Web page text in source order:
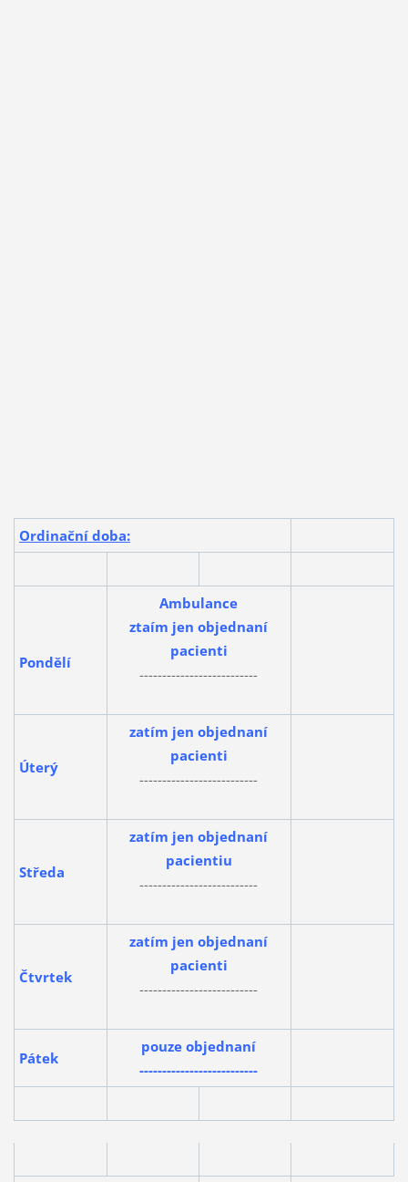
Ordinační doba:
Pondělí
Ambulance
ztaím jen objednaní
pacienti
--------------------------
Úterý
zatím jen objednaní
pacienti
--------------------------
Středa
zatím jen objednaní
pacientiu
--------------------------
Čtvrtek
zatím jen objednaní
pacienti
--------------------------
Pátek
pouze objednaní
--------------------------